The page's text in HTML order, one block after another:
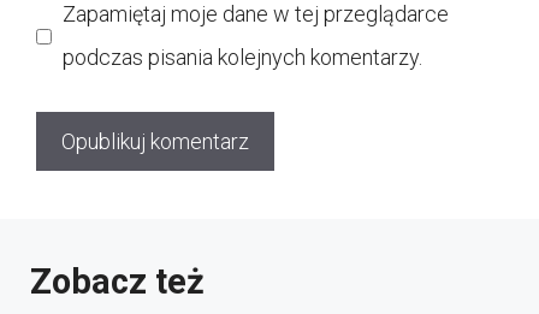
Zapamiętaj moje dane w tej przeglądarce
podczas pisania kolejnych komentarzy.
Zobacz też